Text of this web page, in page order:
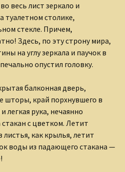
весь лист зеркало и
туалетном столике,
стекле. Причем,
Здесь, по эту строну мира,
на углу зеркала и паучок в
опустил головку.
балконная дверь,
шторы, край порхнувшего в
легкая рука, нечаянно
с цветком. Летит
как крылья, летит
воды из падающего стакана —